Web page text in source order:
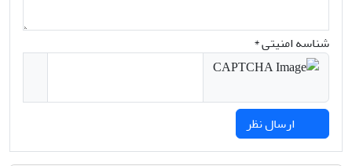
شناسه امنیتی *